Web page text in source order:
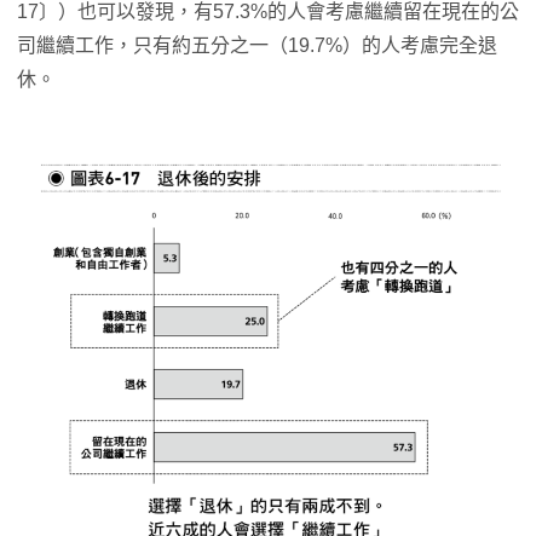
17〕）也可以發現，有57.3%的人會考慮繼續留在現在的公
司繼續工作，只有約五分之一（19.7%）的人考慮完全退
休。